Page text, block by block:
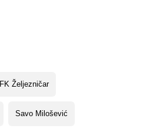
FK Željezničar
Savo Milošević